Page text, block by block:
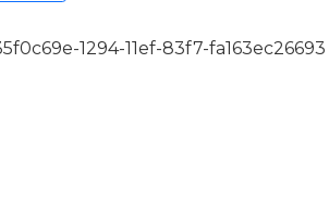
1294-11ef-83f7-fa163ec26693